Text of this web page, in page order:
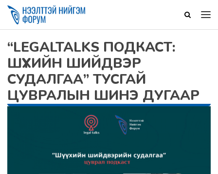
“LEGALTALKS ПОДКАСТ:
ШҮҮХИЙН ШИЙДВЭР
СУДАЛГАА” ТУСГАЙ
ЦУВРАЛЫН ШИНЭ ДУГААР